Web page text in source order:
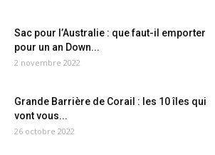
Sac pour l’Australie : que faut-il emporter
pour un an Down...
2 novembre 2022
Grande Barrière de Corail : les 10 îles qui
vont vous...
26 octobre 2022